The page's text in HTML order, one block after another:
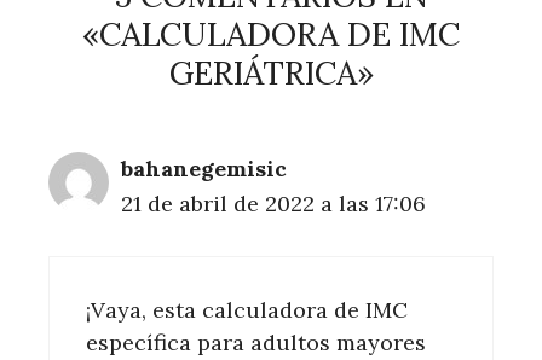
«CALCULADORA DE IMC
GERIÁTRICA»
bahanegemisic
21 de abril de 2022 a las 17:06
¡Vaya, esta calculadora de IMC
específica para adultos mayores